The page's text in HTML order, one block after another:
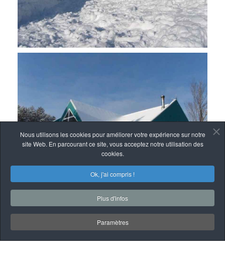
Nous utilisons les cookies pour améliorer votre expérience sur notre
site Web. En parcourant ce site, vous acceptez notre utilisation des
cookies.
Ok, j'ai compris !
Plus d'infos
Paramètres